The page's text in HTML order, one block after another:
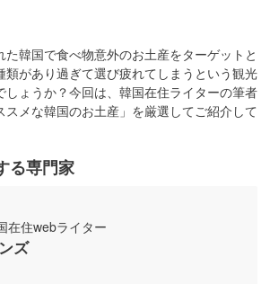
韓国で食べ物意外のお土産をターゲットと
類があり過ぎて選び疲れてしまうという観光
しょうか？今回は、韓国在住ライターの筆者
メな韓国のお土産」を厳選してご紹介して
る専門家
在住webライター
ズ